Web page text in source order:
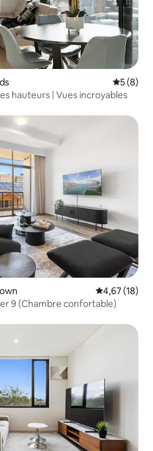
Note
5 (8)
hauteurs | Vues incroyables
Note
4,67 (18)
9 (Chambre confortable)